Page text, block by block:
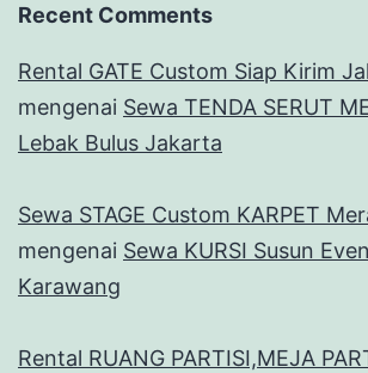
Recent Comments
Rental GATE Custom Siap Kirim
mengenai Sewa TENDA SERUT
Lebak Bulus Jakarta
Sewa STAGE Custom KARPET
mengenai Sewa KURSI Susun
Karawang
Rental RUANG PARTISI,MEJA